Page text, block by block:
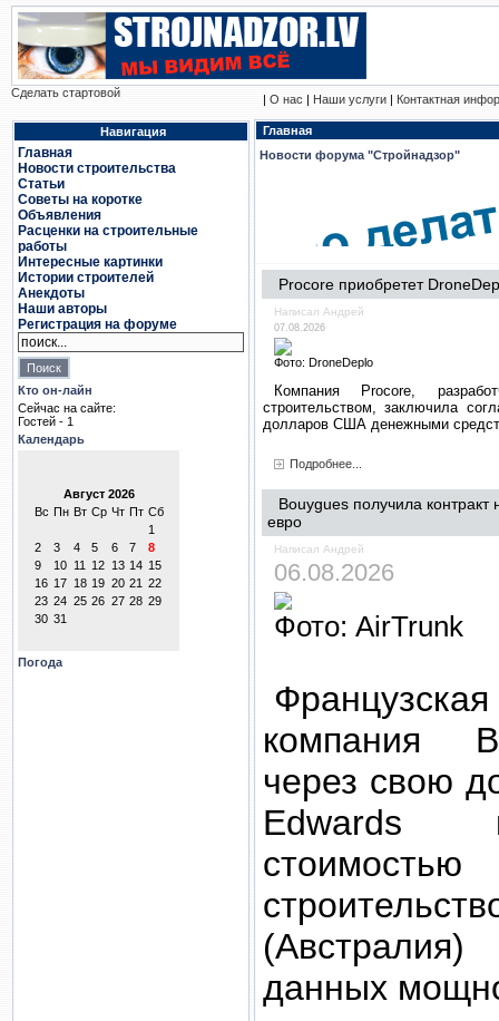
Сделать стартовой | О нас | Наши услуги | Контактная
Навигация
Главная
Новости строительства
Статьи
Советы на коротке
Объявления
Расценки на строительные
работы
Интересные картинки
Истории строителей
Анекдоты
Наши авторы
Регистрация на форуме
Кто он-лайн
Сейчас на сайте:
Гостей - 1
Календарь
Погода
Главная
Новости форума "Стройнадзор"
Procore приобретет
Написал Андрей
07.08.2026
Фото: DroneDeplo
Компания Procore,
строительством, заключила
долларов США денежными
Подробнее...
Bouygues получила
евро
Написал Андрей
06.08.2026
Фото: AirTrunk
компания
через свою
Edwards
данных